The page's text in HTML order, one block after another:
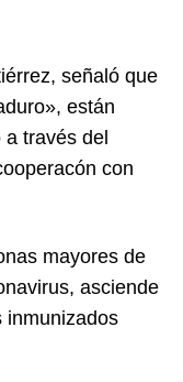
señaló que
están
través del
con
mayores de
asciende
inmunizados